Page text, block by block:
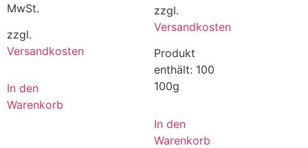
MwSt.
zzgl.
Versandkosten
In den
Warenkorb
zzgl.
Versandkosten
Produkt
enthält: 100
100g
In den
Warenkorb